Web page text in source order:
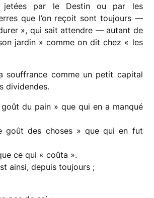
jetées par le Destin ou par les
que l’on reçoit sont toujours —
», qui sait attendre — autant de
jardin » comme on dit chez « les
souffrance comme un petit capital
dividendes.
du pain » que qui en a manqué
goût des choses » que qui en fut
ce qui « coûta ».
ainsi, depuis toujours ;